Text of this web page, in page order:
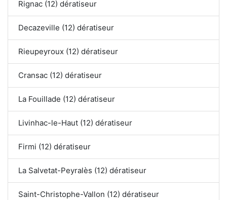
Rignac (12) dératiseur
Decazeville (12) dératiseur
Rieupeyroux (12) dératiseur
Cransac (12) dératiseur
La Fouillade (12) dératiseur
Livinhac-le-Haut (12) dératiseur
Firmi (12) dératiseur
La Salvetat-Peyralès (12) dératiseur
Saint-Christophe-Vallon (12) dératiseur